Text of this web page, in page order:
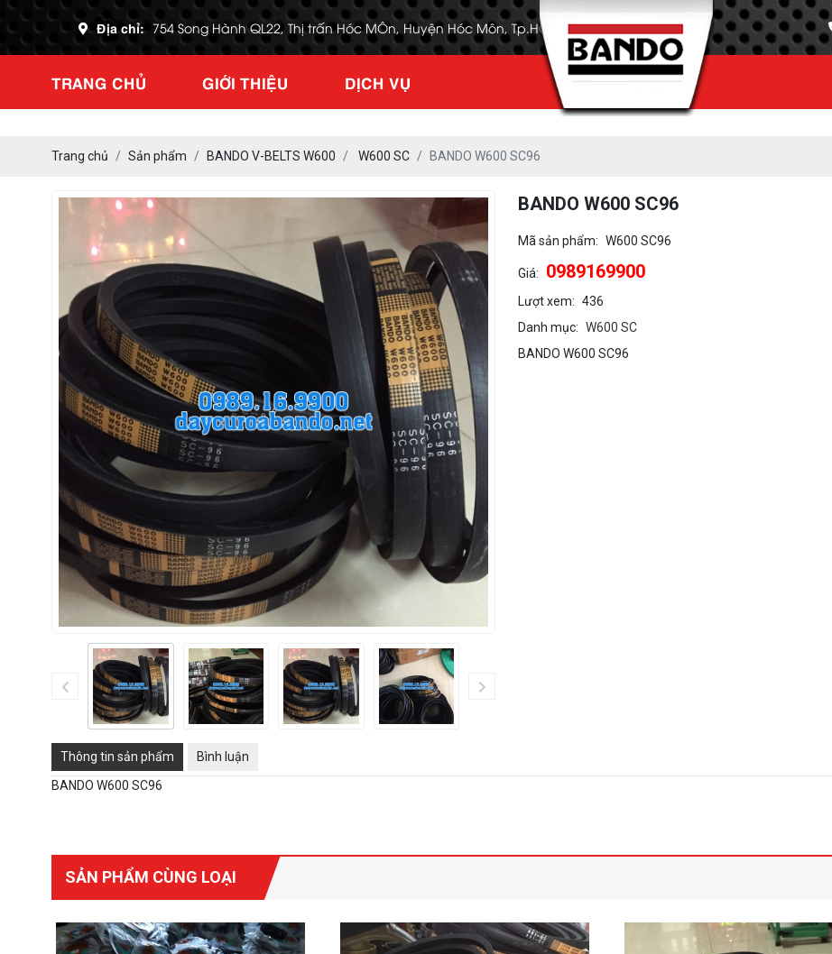
Địa chỉ: 754 Song Hành QL22, Thị trấn Hóc MÔn, Huyện Hóc Môn, Tp.HCM
TRANG CHỦ GIỚI THIỆU DỊCH VỤ
Trang chủ Sản phẩm BANDO V-BELTS W600 W600 SC BANDO W600 SC96
BANDO W600 SC96
Mã sản phẩm: W600 SC96
Giá: 0989169900
Lượt xem: 436
Danh mục: W600 SC
BANDO W600 SC96
Thông tin sản phẩm
Bình luận
BANDO W600 SC96
SẢN PHẨM CÙNG LOẠI